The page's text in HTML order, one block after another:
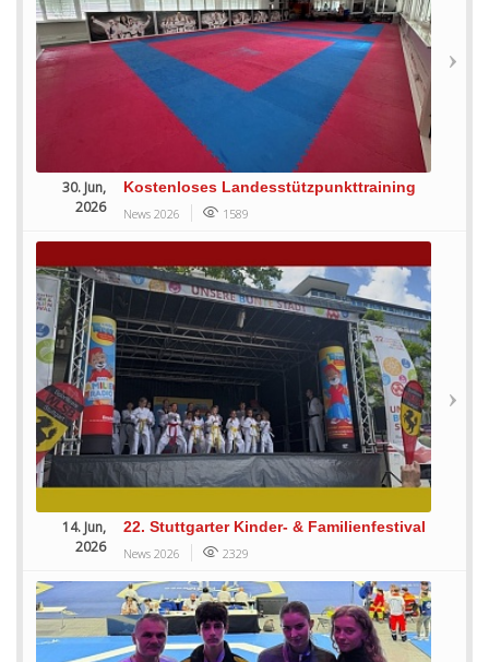
30. Jun,
2026
Kostenloses Landesstützpunkttraining
News 2026 1589
14. Jun,
2026
22. Stuttgarter Kinder- & Familienfestival
News 2026 2329